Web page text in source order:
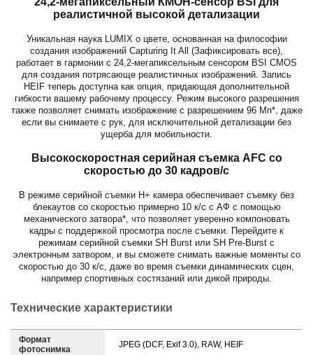
реалистичной высокой детализации
Уникальная наука LUMIX о цвете, основанная на философии
создания изображений Capturing It All (Зафиксировать все),
работает в гармонии с 24,2-мегапиксельным сенсором BSI CMOS
для создания потрясающе реалистичных изображений. Запись
HEIF теперь доступна как опция, придающая дополнительной
гибкости вашему рабочему процессу. Режим высокого разрешения
также позволяет снимать изображение с разрешением 96 Мп*, даже
если вы снимаете с рук, для исключительной детализации без
ущерба для мобильности.
Высокоскоростная серийная съемка AFC со
скоростью до 30 кадров/с
В режиме серийной съемки H+ камера обеспечивает съемку без
блекаутов со скоростью примерно 10 к/с с АФ с помощью
механического затвора*, что позволяет уверенно компоновать
кадры с поддержкой просмотра после съемки. Перейдите к
режимам серийной съемки SH Burst или SH Pre-Burst с
электронным затвором, и вы сможете снимать важные моменты со
скоростью до 30 к/с, даже во время съемки динамических сцен,
например спортивных состязаний или дикой природы.
Технические характеристики
Формат
фотоснимка
JPEG (DCF, Exif 3.0), RAW, HEIF